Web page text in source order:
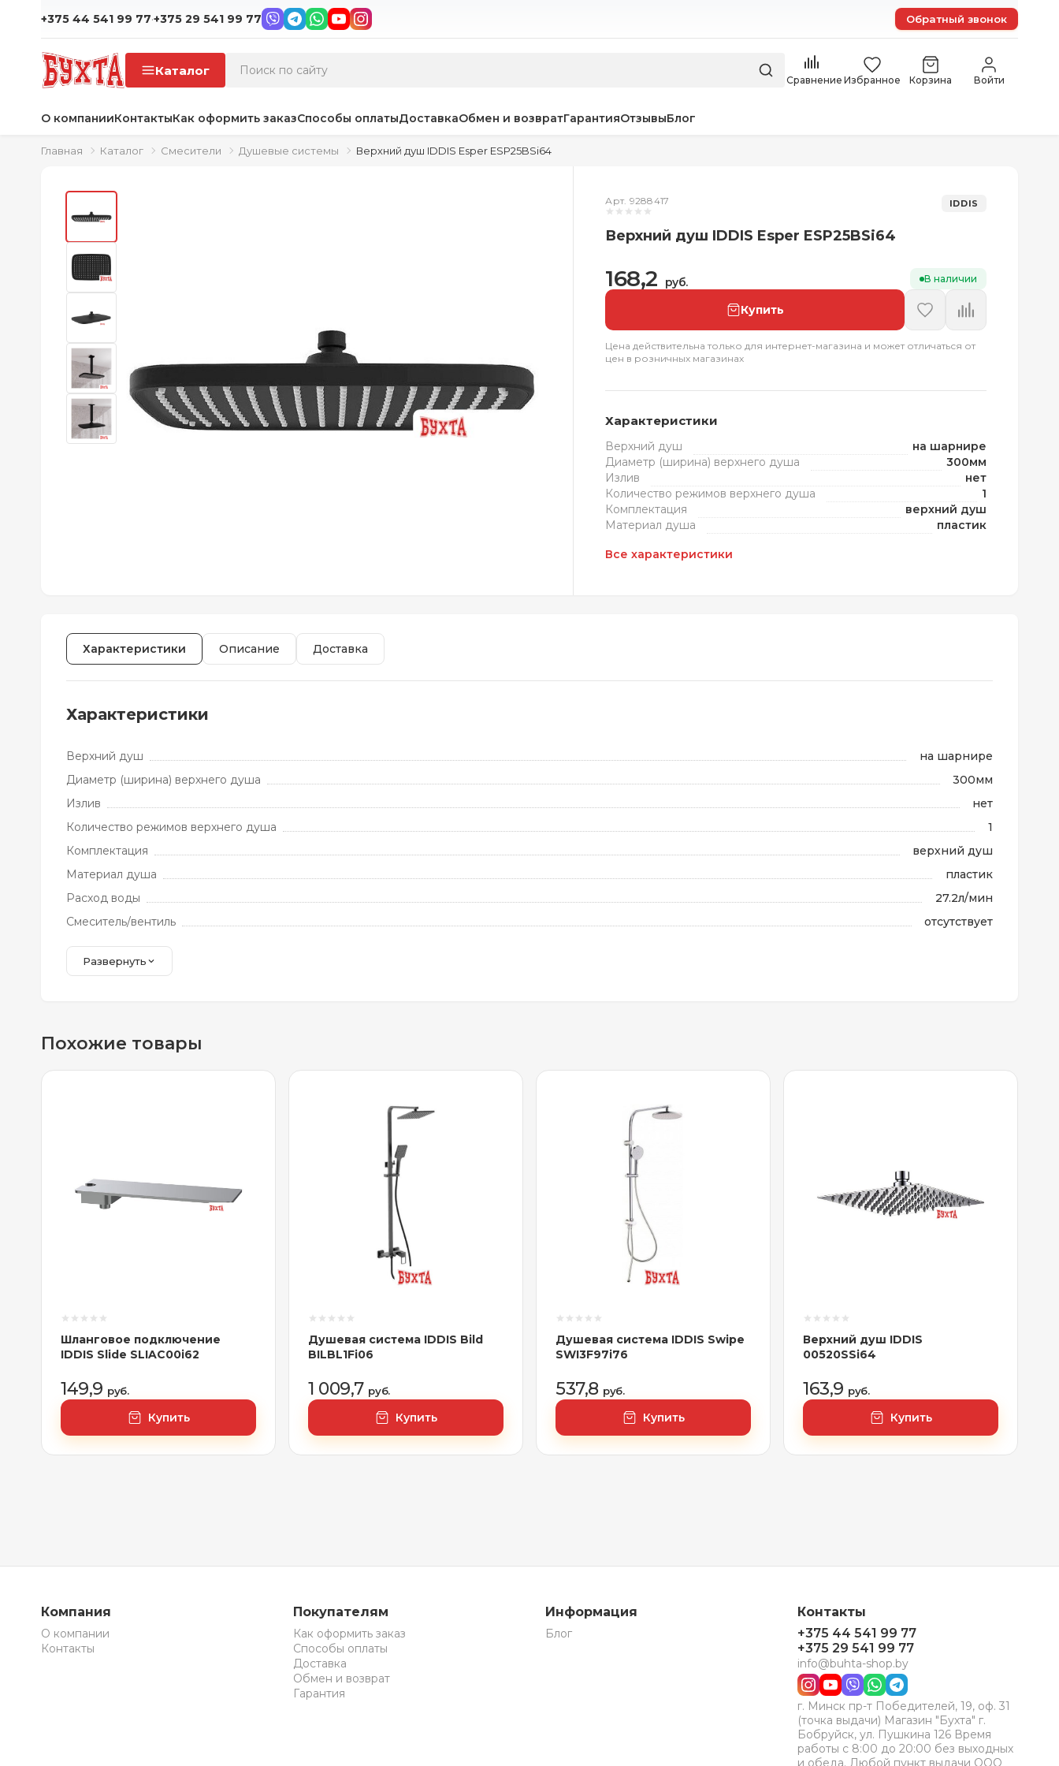
+375 44 541 99 77·+375 29 541 99 77 Обратный звонок
Каталог
Сравнение Избранное Корзина Войти
О компанииКонтактыКак оформить заказСпособы оплатыДоставкаОбмен и возвратГарантияОтзывыБлог
Главная Каталог Смесители Душевые системы Верхний душ IDDIS Esper ESP25BSi64
Арт. 9288417 IDDIS
Верхний душ IDDIS Esper ESP25BSi64
168,2 руб. В наличии
Купить
Цена действительна только для интернет-магазина и может отличаться от
цен в розничных магазинах
Характеристики
Верхний душ
на шарнире
Диаметр (ширина) верхнего душа
300мм
Излив
нет
Количество режимов верхнего душа
1
Комплектация
верхний душ
Материал душа
пластик
Все характеристики
Характеристики Описание Доставка
Характеристики
Верхний душ
на шарнире
Диаметр (ширина) верхнего душа
300мм
Излив
нет
Количество режимов верхнего душа
1
Комплектация
верхний душ
Материал душа
пластик
Расход воды
27.2л/мин
Смеситель/вентиль
отсутствует
Развернуть
Похожие товары
Шланговое подключение
IDDIS Slide SLIAC00i62
149,9 руб.
Купить
Душевая система IDDIS Bild
BILBL1Fi06
1 009,7 руб.
Купить
Душевая система IDDIS Swipe
SWI3F97i76
537,8 руб.
Купить
Верхний душ IDDIS
00520SSi64
163,9 руб.
Купить
Компания
О компании
Контакты
Покупателям
Как оформить заказ
Способы оплаты
Доставка
Обмен и возврат
Гарантия
Информация
Блог
Контакты
+375 44 541 99 77
+375 29 541 99 77
info@buhta-shop.by
г. Минск пр-т Победителей, 19, оф. 31
(точка выдачи) Магазин "Бухта" г.
Бобруйск, ул. Пушкина 126 Время
работы с 8:00 до 20:00 без выходных
и обеда. Любой пункт выдачи ООО